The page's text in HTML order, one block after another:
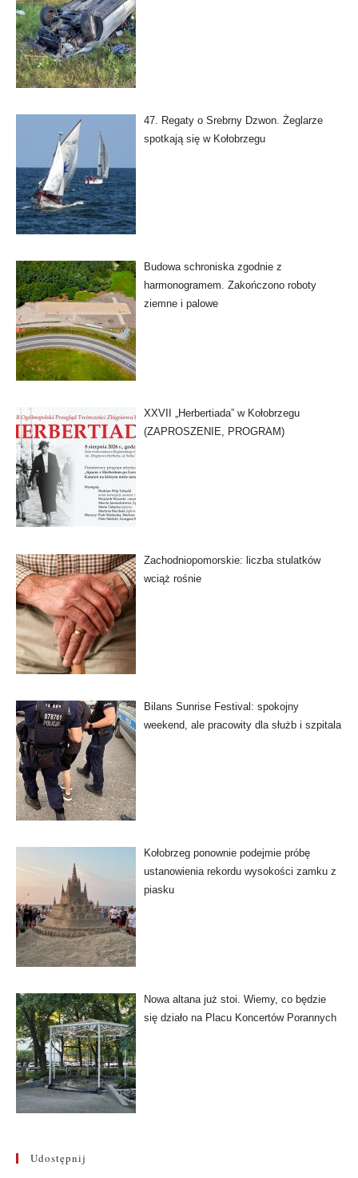
47. Regaty o Srebrny Dzwon. Żeglarze
spotkają się w Kołobrzegu
Budowa schroniska zgodnie z
harmonogramem. Zakończono roboty
ziemne i palowe
XXVII „Herbertiada” w Kołobrzegu
(ZAPROSZENIE, PROGRAM)
Zachodniopomorskie: liczba stulatków
wciąż rośnie
Bilans Sunrise Festival: spokojny
weekend, ale pracowity dla służb i szpitala
Kołobrzeg ponownie podejmie próbę
ustanowienia rekordu wysokości zamku z
piasku
Nowa altana już stoi. Wiemy, co będzie
się działo na Placu Koncertów Porannych
Udostępnij